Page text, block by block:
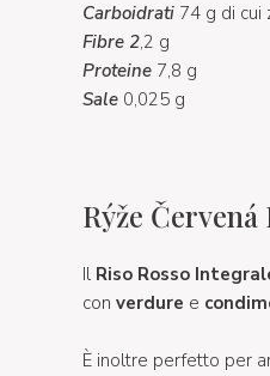
Carboidrati 74 g di cui
Fibre 2,2 g
Proteine 7,8 g
Sale 0,025 g
Rýže
Il Riso Rosso
con verdure e
È inoltre perfetto per